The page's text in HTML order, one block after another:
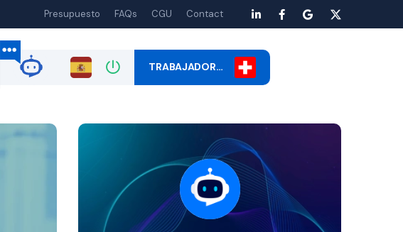
Presupuesto FAQs CGU Contact
TRABAJADOR…